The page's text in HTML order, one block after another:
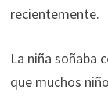
recientemente.
La niña soñaba
que muchos